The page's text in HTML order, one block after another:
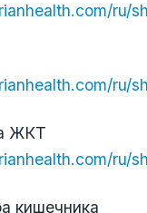
ru/
ru/
ЖКТ
ru/
кишечника